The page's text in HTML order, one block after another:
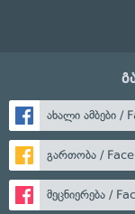
ახალი ამბები /
გართობა /
მეცნიერება /